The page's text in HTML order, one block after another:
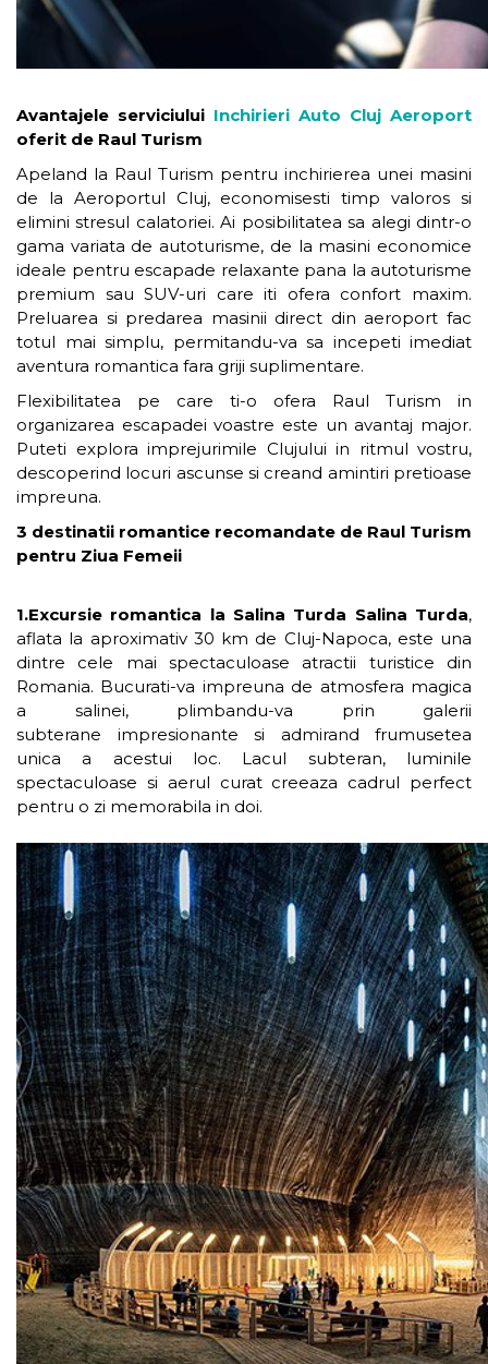
Avantajele serviciului Inchirieri Auto Cluj Aeroport
oferit de Raul Turism
Apeland la Raul Turism pentru inchirierea unei masini
de la Aeroportul Cluj, economisesti timp valoros si
elimini stresul calatoriei. Ai posibilitatea sa alegi dintr-o
gama variata de autoturisme, de la masini economice
ideale pentru escapade relaxante pana la autoturisme
premium sau SUV-uri care iti ofera confort maxim.
Preluarea si predarea masinii direct din aeroport fac
totul mai simplu, permitandu-va sa incepeti imediat
aventura romantica fara griji suplimentare.
Flexibilitatea pe care ti-o ofera Raul Turism in
organizarea escapadei voastre este un avantaj major.
Puteti explora imprejurimile Clujului in ritmul vostru,
descoperind locuri ascunse si creand amintiri pretioase
impreuna.
3 destinatii romantice recomandate de Raul Turism
pentru Ziua Femeii
1.Excursie romantica la Salina Turda Salina Turda,
aflata la aproximativ 30 km de Cluj-Napoca, este una
dintre cele mai spectaculoase atractii turistice din
Romania. Bucurati-va impreuna de atmosfera magica
a salinei, plimbandu-va prin galerii
subterane impresionante si admirand frumusetea
unica a acestui loc. Lacul subteran, luminile
spectaculoase si aerul curat creeaza cadrul perfect
pentru o zi memorabila in doi.